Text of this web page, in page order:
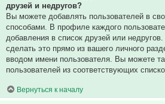
друзей и недругов?
Вы можете добавлять пользователей в
способами. В профиле каждого
добавления в список друзей или
сделать это прямо из вашего личного
вводом имени пользователя. Вы можете
пользователей из соответствующих
Вернуться к началу